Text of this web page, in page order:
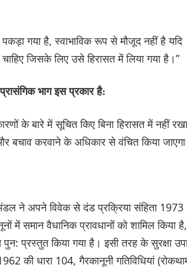
गया है, स्वाभाविक रूप से मौजूद नहीं है यदि
जिसके लिए उसे हिरासत में लिया गया है।”
भाग इस प्रकार है:
के बारे में सूचित किए बिना हिरासत में नहीं रखा
बचाव करवाने के अधिकार से वंचित किया
ने अपने विवेक से दंड प्रक्रिया संहिता 1973
में समान वैधानिक प्रावधानों को शामिल किया है,
प्रस्तुत किया गया है। इसी तरह के सुरक्षा
की धारा 104, गैरकानूनी गतिविधियां